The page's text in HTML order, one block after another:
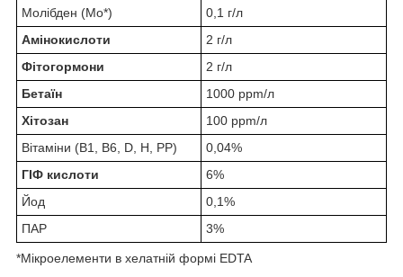
Молібден (Mo*)
0,1 г/л
Амінокислоти
2 г/л
Фітогормони
2 г/л
Бетаїн
1000 ppm/л
Хітозан
100 ppm/л
Вітаміни (B1, B6, D, H, PP)
0,04%
ГІФ кислоти
6%
Йод
0,1%
ПАР
3%
*Мікроелементи в хелатній формі EDTA